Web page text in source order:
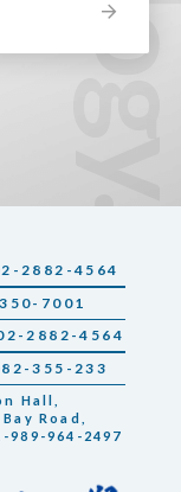
2882-4564
7001
02-2882-4564
355-233
Hall,
Road,
989-964-2497